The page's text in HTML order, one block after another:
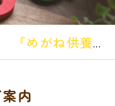
『めがね供養実施』のご案内
内